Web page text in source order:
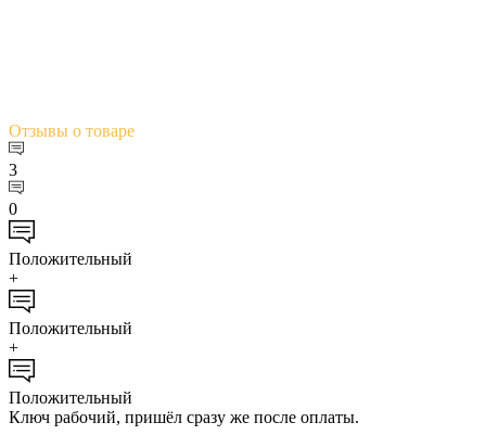
Отзывы о товаре
3
0
Положительный
+
Положительный
+
Положительный
Ключ рабочий, пришёл сразу же после оплаты.